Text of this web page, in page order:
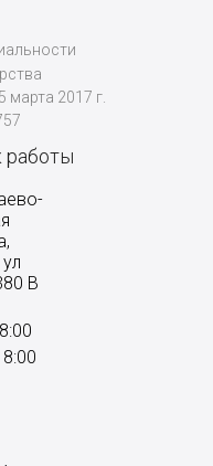
работы
В
марта 2017 г.